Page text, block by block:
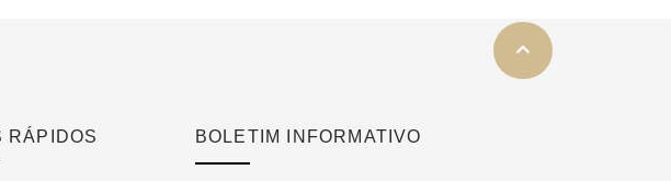
RÁPIDOS BOLETIM INFORMATIVO